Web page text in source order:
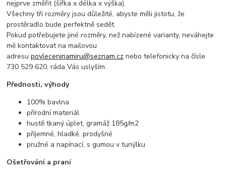
nejprve změřit (šířka x délka x výška).
Všechny tři rozměry jsou důležité, abyste měli jistotu, že
prostěradlo bude perfektně sedět.
Pokud potřebujete jiné rozměry, než nabízené varianty, neváhejte
mě kontaktovat na mailovou
adresupovleceninamiru@seznam.cz nebo telefonicky na čísle
730 529 620, ráda Vás uslyším.
Přednosti, výhody
100% bavlna
přírodní materiál
hustě tkaný úplet, gramáž 185g/m2
příjemné, hladké, prodyšné
pružné a napínací, s gumou v tunýlku
Ošetřování a praní